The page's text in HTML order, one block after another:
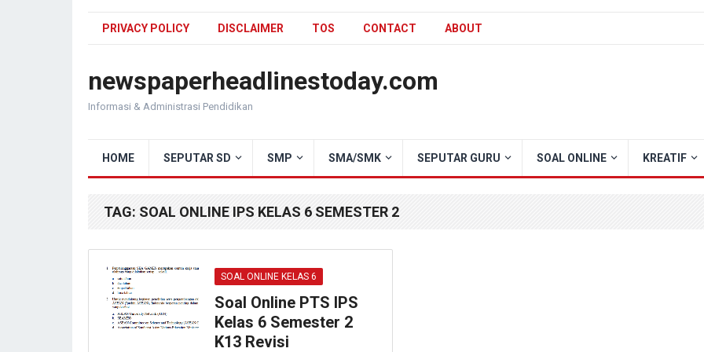
PRIVACY POLICY DISCLAIMER TOS CONTACT ABOUT
newspaperheadlinestoday.com
Informasi & Administrasi Pendidikan
HOME SEPUTAR SD SMP SMA/SMK SEPUTAR GURU SOAL ONLINE KREATIF
TAG: SOAL ONLINE IPS KELAS 6 SEMESTER 2
SOAL ONLINE KELAS 6
Soal Online PTS IPS
Kelas 6 Semester 2
K13 Revisi